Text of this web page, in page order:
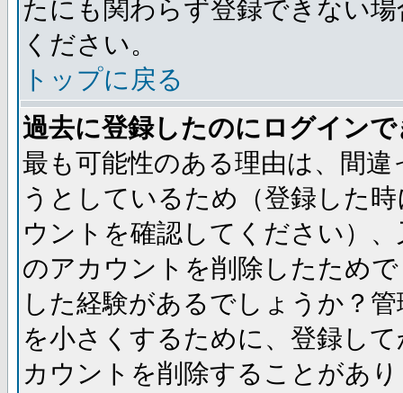
たにも関わらず登録できない
ください。
トップに戻る
過去に登録したのにログイン
最も可能性のある理由は、間
うとしているため（登録した
ウントを確認してください）
のアカウントを削除したため
した経験があるでしょうか？
を小さくするために、登録し
カウントを削除することがあ